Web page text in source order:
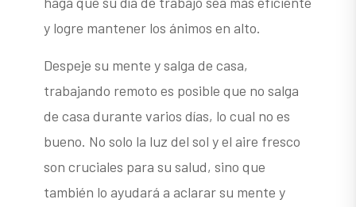
y logre mantener los ánimos en alto.
Despeje su mente y salga de casa,
trabajando remoto es posible que no salga
de casa durante varios días, lo cual no es
bueno. No solo la luz del sol y el aire fresco
son cruciales para su salud, sino que
también lo ayudará a aclarar su mente y